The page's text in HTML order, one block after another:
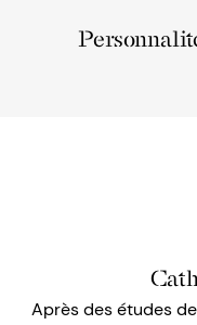
Après des études